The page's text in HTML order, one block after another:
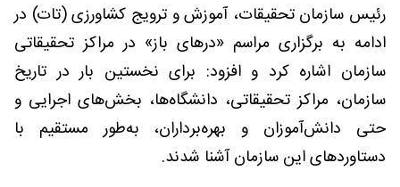
رئیس سازمان تحقیقات، آموزش و ترویج کشاورزی (تات) در
ادامه به برگزاری مراسم «درهای باز» در مراکز تحقیقاتی
سازمان اشاره کرد و افزود: برای نخستین بار در تاریخ
سازمان، مراکز تحقیقاتی، دانشگاه‌ها، بخش‌های اجرایی و
حتی دانش‌آموزان و بهره‌برداران، به‌طور مستقیم با
دستاوردهای این سازمان آشنا شدند.